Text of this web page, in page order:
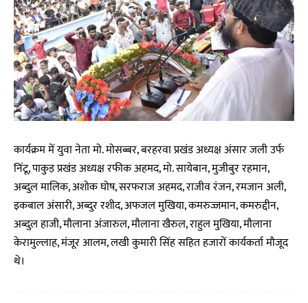
कार्यक्रम में युवा नेता मो. मोसब्बर, बरहरवा प्रखंड अध्यक्ष अंसार जली उर्फ
निंटू, पाकुड़ प्रखंड अध्यक्ष रफीक अहमद, मो. सायेबान, मुजीबुर रहमान,
अब्दुल मालिक, अशोक घोष, सरफराज अहमद, राजीव रंजन, रमजान अली,
इकबाल अंसारी, अब्दुर रशीद, अफजल मुखिया, कमरुज्जमान, कमरुद्दीन,
अब्दुल हाजी, मौलाना अंजारुल, मौलाना खैरुल, राहुल मुखिया, मौलाना
केरामुल्लाह, मंजूर आलम, लखी कुमारी सिंह सहित हजारों कार्यकर्ता मौजूद
थे।